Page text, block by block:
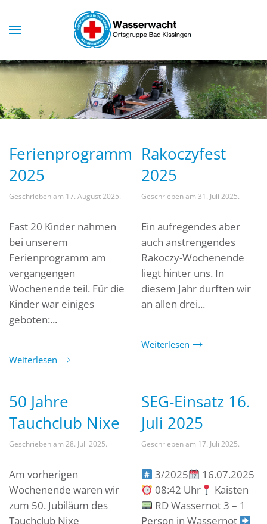
Skip to main content
Ferienprogramm
2025
Geschrieben am 17. August 2025.
Fast 20 Kinder nahmen
bei unserem
Ferienprogramm am
vergangengen
Wochenende teil. Für die
Kinder war einiges
geboten:...
Weiterlesen
Rakoczyfest
2025
Geschrieben am 31. Juli 2025.
Ein aufregendes aber
auch anstrengendes
Rakoczy-Wochenende
liegt hinter uns. In
diesem Jahr durften wir
an allen drei...
Weiterlesen
50 Jahre
Tauchclub Nixe
Geschrieben am 28. Juli 2025.
Am vorherigen
Wochenende waren wir
zum 50. Jubiläum des
Tauchclub Nixe
SEG-Einsatz 16.
Juli 2025
Geschrieben am 17. Juli 2025.
3/2025
16.07.2025
08:42 Uhr
Kaisten
RD Wassernot 3 – 1
Person in Wassernot